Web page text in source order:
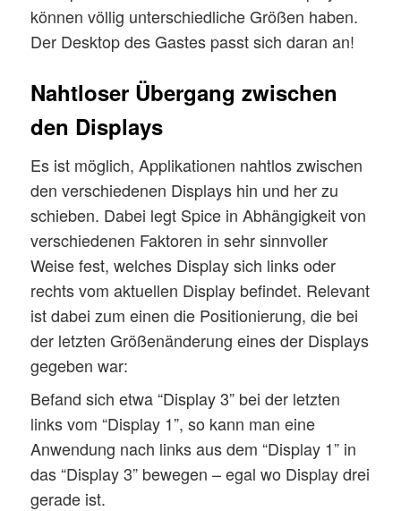
können völlig unterschiedliche Größen haben.
Der Desktop des Gastes passt sich daran an!
Nahtloser Übergang zwischen
den Displays
Es ist möglich, Applikationen nahtlos zwischen
den verschiedenen Displays hin und her zu
schieben. Dabei legt Spice in Abhängigkeit von
verschiedenen Faktoren in sehr sinnvoller
Weise fest, welches Display sich links oder
rechts vom aktuellen Display befindet. Relevant
ist dabei zum einen die Positionierung, die bei
der letzten Größenänderung eines der Displays
gegeben war:
Befand sich etwa “Display 3” bei der letzten
links vom “Display 1”, so kann man eine
Anwendung nach links aus dem “Display 1” in
das “Display 3” bewegen – egal wo Display drei
gerade ist.